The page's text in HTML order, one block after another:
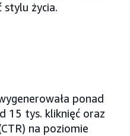
życia.
ponad
15 tys. kliknięć oraz
na poziomie